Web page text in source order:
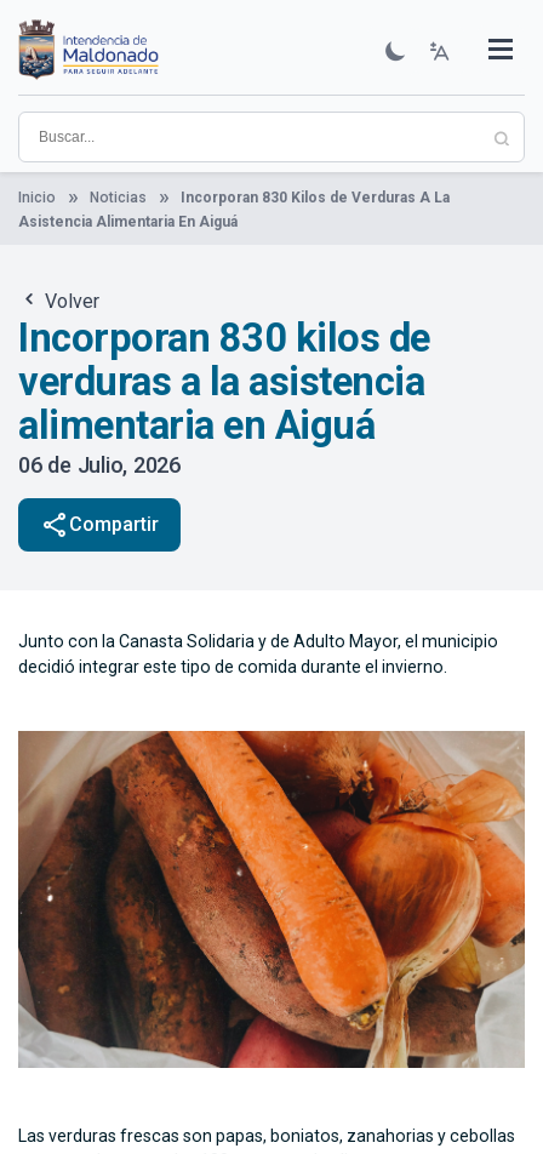
contenido
principal
Institucional
Municipios
Descubre Maldonado
Comunicación
Servicios
Guía De Trámites
Ver Noticias
Inicio Noticias
Incorporan 830 Kilos de Verduras A La
Asistencia Alimentaria En Aiguá
Volver
Incorporan 830 kilos de
verduras a la asistencia
alimentaria en Aiguá
06 de Julio, 2026
share Compartir
Junto con la Canasta Solidaria y de Adulto Mayor, el municipio
decidió integrar este tipo de comida durante el invierno.
Las verduras frescas son papas, boniatos, zanahorias y cebollas